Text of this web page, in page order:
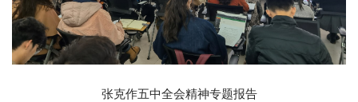
张克作五中全会精神专题报告